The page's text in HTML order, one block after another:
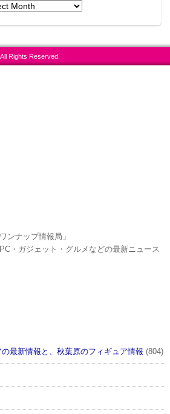
という方は利用を検討してみよ
外神田3-6-11 小桧山ビル1F
Rights Reserved.
ンナップ情報局」
・ガジェット・グルメなどの最新ニュース
の最新情報と、秋葉原のフィギュア情報 (804)